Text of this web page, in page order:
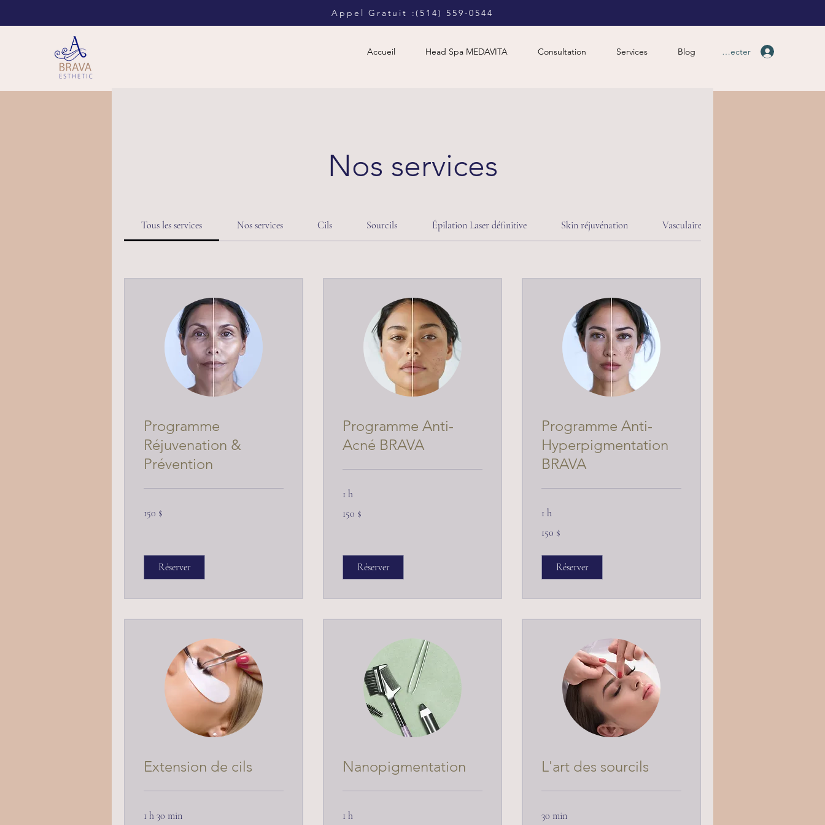
​Appel Gratuit :(514) 559-0544
Accueil Head Spa MEDAVITA Consultation Services Blog Se connecter
Nos services
Tous les services Nos services Cils Sourcils Épilation Laser définitive Skin réjuvénation Vasculaire et pigmentation
Programme
Réjuvenation &
Prévention
canadiens
150 $
Réserver
Programme Anti-
Acné BRAVA
1 h
canadiens
150 $
Réserver
Programme Anti-
Hyperpigmentation
BRAVA
1 h
canadiens
150 $
Réserver
Extension de cils
1 h 30 min
Nanopigmentation
1 h
L'art des sourcils
30 min